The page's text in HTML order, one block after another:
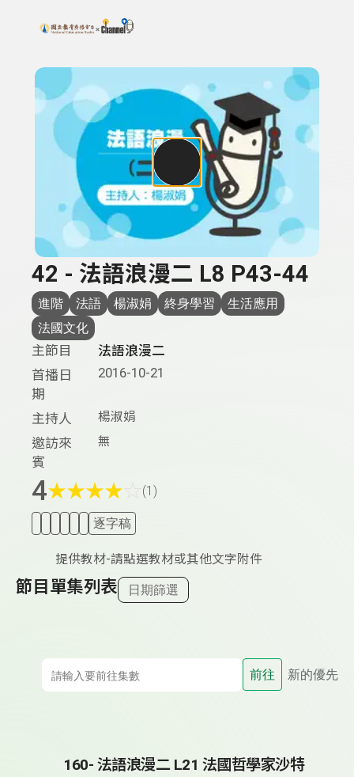
上方功能區塊
搜尋關鍵字：可輸入節目名稱、主持人或關鍵字
42 - 法語浪漫二 L8 P43-44
進階 法語 楊淑娟 終身學習
生活應用
法國文化
主節目
法語浪漫二
首播日
期
2016-10-21
主持人 楊淑娟
邀訪來
賓
無
4★★★★ (1)
逐字稿
提供教材-請點選教材或其他文字附件
節目單集列表 日期篩選
前往 新的優先
160- 法語浪漫二 L21 法國哲學家沙特